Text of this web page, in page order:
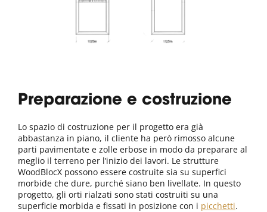
Preparazione e costruzione
Lo spazio di costruzione per il progetto era già
abbastanza in piano, il cliente ha però rimosso alcune
parti pavimentate e zolle erbose in modo da preparare al
meglio il terreno per l’inizio dei lavori. Le strutture
WoodBlocX possono essere costruite sia su superfici
morbide che dure, purché siano ben livellate. In questo
progetto, gli orti rialzati sono stati costruiti su una
superficie morbida e fissati in posizione con i picchetti.